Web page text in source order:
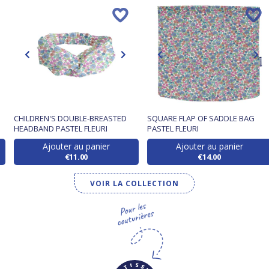
CHILDREN'S DOUBLE-BREASTED
HEADBAND PASTEL FLEURI
Ajouter au panier
€11.00
SQUARE FLAP OF SADDLE BAG
PASTEL FLEURI
Ajouter au panier
€14.00
VOIR LA COLLECTION